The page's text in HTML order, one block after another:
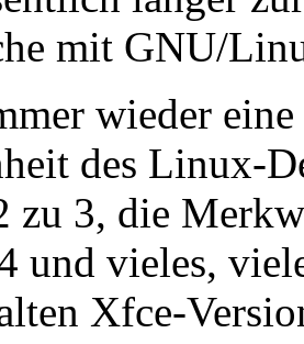
mit GNU/
wieder
des Linux-
zu 3, die
und vieles,
Xfce-